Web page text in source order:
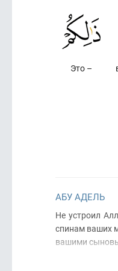
Это –
АБУ АДЕЛЬ
Не устроил
спинам ваших
вашими